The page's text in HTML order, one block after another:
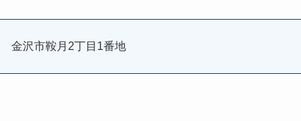
金沢市鞍月2丁目1番地